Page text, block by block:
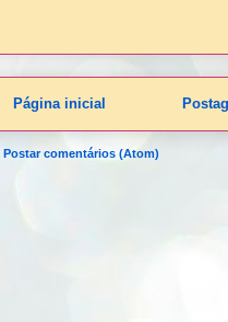
Página inicial
Postar comentários (Atom)